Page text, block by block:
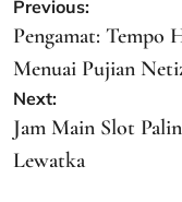
Post
navigation
Previous:
Pengamat: Tempo
Menuai Pujian
Next:
Jam Main Slot
Lewatka